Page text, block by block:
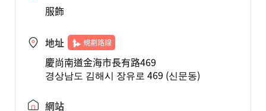
服飾
地址 規劃路線
慶尚南道金海市長有路469
경상남도 김해시 장유로 469 (신문동)
網站